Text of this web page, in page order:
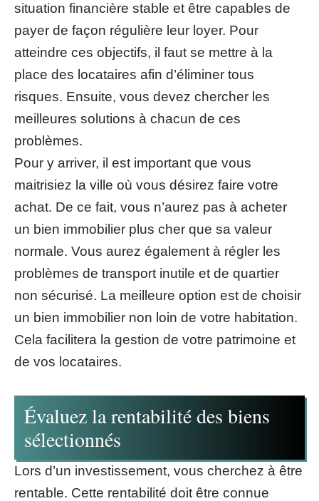
situation financière stable et être capables de
payer de façon régulière leur loyer. Pour
atteindre ces objectifs, il faut se mettre à la
place des locataires afin d’éliminer tous
risques. Ensuite, vous devez chercher les
meilleures solutions à chacun de ces
problèmes.
Pour y arriver, il est important que vous
maitrisiez la ville où vous désirez faire votre
achat. De ce fait, vous n’aurez pas à acheter
un bien immobilier plus cher que sa valeur
normale. Vous aurez également à régler les
problèmes de transport inutile et de quartier
non sécurisé. La meilleure option est de choisir
un bien immobilier non loin de votre habitation.
Cela facilitera la gestion de votre patrimoine et
de vos locataires.
Évaluez la rentabilité des biens
sélectionnés
Lors d’un investissement, vous cherchez à être
rentable. Cette rentabilité doit être connue